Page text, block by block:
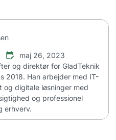
maj 26, 2023
og direktør for GladTeknik
2018. Han arbejder med IT-
og digitale løsninger med
og professionel
erhverv.